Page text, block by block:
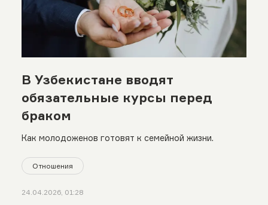
В Узбекистане вводят
обязательные курсы перед
браком
Как молодоженов готовят к семейной жизни.
Отношения
24.04.2026, 01:28